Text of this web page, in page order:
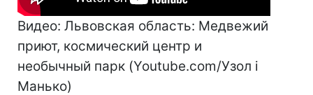
Видео: Львовская область: Медвежий
приют, космический центр и
необычный парк (Youtube.com/Узол і
Манько)